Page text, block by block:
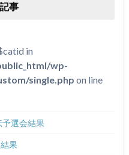
事
in
wp-
single.php on line
選会結果
果